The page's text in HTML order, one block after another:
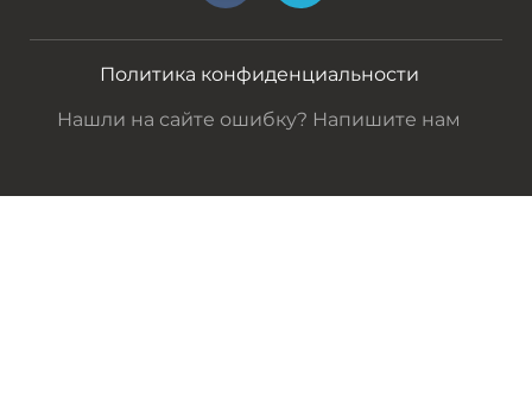
Политика конфиденциальности
Нашли на сайте ошибку? Напишите нам